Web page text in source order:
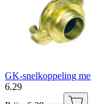
GK-snelkoppeling
6.29